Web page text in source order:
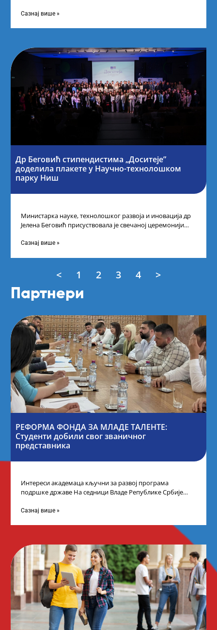
Сазнај више »
Др Беговић стипендистима „Доситеје”
доделила плакете у Научно-технолошком
парку Ниш
Министарка науке, технолошког развоја и иновација др
Јелена Беговић присуствовала је свечаној церемонији
„Доситеја” Фонда
Сазнај више »
< 1 2 3 4 >
Партнери
РЕФОРМА ФОНДА ЗА МЛАДЕ ТАЛЕНТЕ:
Студенти добили свог званичног
представника
Интереси академаца кључни за развој програма
подршке државе На седници Владе Републике Србије
Сазнај више »